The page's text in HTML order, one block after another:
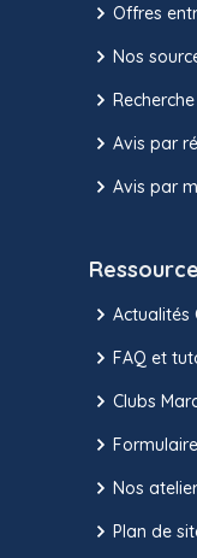
Offres
Nos
Avis par
Avis par
Actualités
FAQ et
Clubs
Nos
Plan de